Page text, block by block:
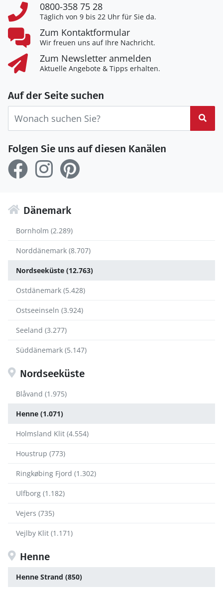
0800-358 75 28
Täglich von 9 bis 22 Uhr für Sie da.
Zum Kontaktformular
Wir freuen uns auf Ihre Nachricht.
Zum Newsletter anmelden
Aktuelle Angebote & Tipps erhalten.
Auf der Seite suchen
Folgen Sie uns auf diesen Kanälen
Dänemark
Bornholm (2.289)
Norddänemark (8.707)
Nordseeküste (12.763)
Ostdänemark (5.428)
Ostseeinseln (3.924)
Seeland (3.277)
Süddänemark (5.147)
Nordseeküste
Blåvand (1.975)
Henne (1.071)
Holmsland Klit (4.554)
Houstrup (773)
Ringkøbing Fjord (1.302)
Ulfborg (1.182)
Vejers (735)
Vejlby Klit (1.171)
Henne
Henne Strand (850)